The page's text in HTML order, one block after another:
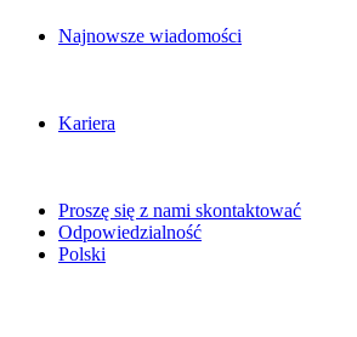
Najnowsze wiadomości
Kariera
Proszę się z nami skontaktować
Odpowiedzialność
Polski